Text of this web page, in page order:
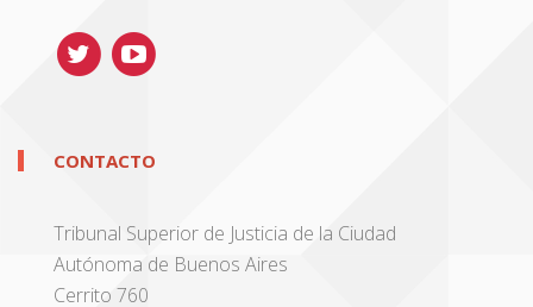
CONTACTO
Tribunal Superior de Justicia de la Ciudad
Autónoma de Buenos Aires
Cerrito 760